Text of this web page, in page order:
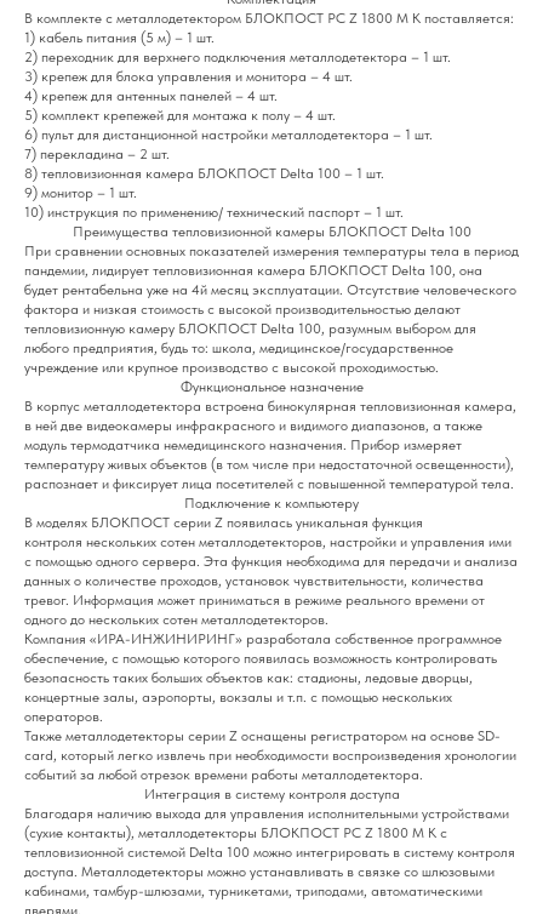
В комплекте с металлодетектором БЛОКПОСТ РС Z 1800 M K поставляется:
1) кабель питания (5 м) – 1 шт.
2) переходник для верхнего подключения металлодетектора – 1 шт.
3) крепеж для блока управления и монитора – 4 шт.
4) крепеж для антенных панелей – 4 шт.
5) комплект крепежей для монтажа к полу – 4 шт.
6) пульт для дистанционной настройки металлодетектора – 1 шт.
7) перекладина – 2 шт.
8) тепловизионная камера БЛОКПОСТ Delta 100 – 1 шт.
9) монитор – 1 шт.
10) инструкция по применению/ технический паспорт – 1 шт.
Преимущества тепловизионной камеры БЛОКПОСТ Delta 100
При сравнении основных показателей измерения температуры тела в период
пандемии, лидирует тепловизионная камера БЛОКПОСТ Delta 100, она
будет рентабельна уже на 4й месяц эксплуатации. Отсутствие человеческого
фактора и низкая стоимость с высокой производительностью делают
тепловизионную камеру БЛОКПОСТ Delta 100, разумным выбором для
любого предприятия, будь то: школа, медицинское/государственное
учреждение или крупное производство с высокой проходимостью.
Функциональное назначение
В корпус металлодетектора встроена бинокулярная тепловизионная камера,
в ней две видеокамеры инфракрасного и видимого диапазонов, а также
модуль термодатчика немедицинского назначения. Прибор измеряет
температуру живых объектов (в том числе при недостаточной освещенности),
распознает и фиксирует лица посетителей с повышенной температурой тела.
Подключение к компьютеру
В моделях БЛОКПОСТ серии Z появилась уникальная функция
контроля нескольких сотен металлодетекторов, настройки и управления ими
с помощью одного сервера. Эта функция необходима для передачи и анализа
данных о количестве проходов, установок чувствительности, количества
тревог. Информация может приниматься в режиме реального времени от
одного до нескольких сотен металлодетекторов.
Компания «ИРА-ИНЖИНИРИНГ» разработала собственное программное
обеспечение, с помощью которого появилась возможность контролировать
безопасность таких больших объектов как: стадионы, ледовые дворцы,
концертные залы, аэропорты, вокзалы и т.п. с помощью нескольких
операторов.
Также металлодетекторы серии Z оснащены регистратором на основе SD-
card, который легко извлечь при необходимости воспроизведения хронологии
событий за любой отрезок времени работы металлодетектора.
Интеграция в систему контроля доступа
Благодаря наличию выхода для управления исполнительными устройствами
(сухие контакты), металлодетекторы БЛОКПОСТ PC Z 1800 M K с
тепловизионной системой Delta 100 можно интегрировать в систему контроля
доступа. Металлодетекторы можно устанавливать в связке со шлюзовыми
кабинами, тамбур-шлюзами, турникетами, триподами, автоматическими
дверями.